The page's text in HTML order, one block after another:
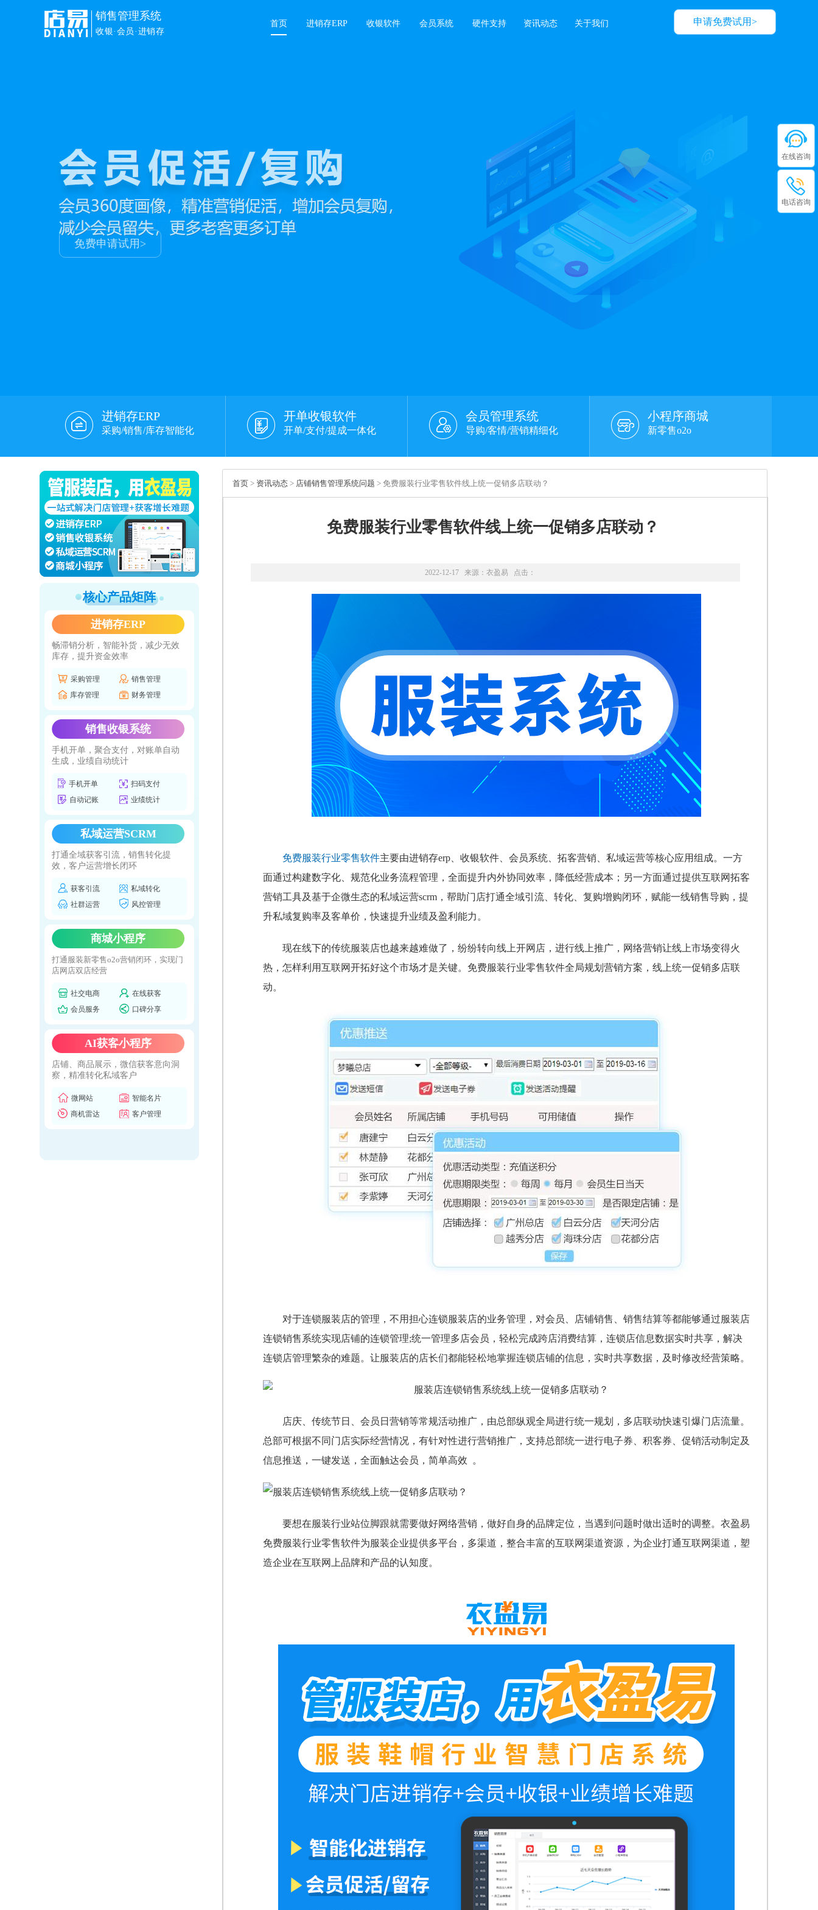
申请免费试用>
销售管理系统
收银·会员·进销存
首页 进销存ERP 收银软件 会员系统 硬件支持 资讯动态 关于我们
免费申请试用>
进销存ERP
采购/销售/库存智能化
开单收银软件
开单/支付/提成一体化
会员管理系统
导购/客情/营销精细化
小程序商城
新零售o2o
核心产品矩阵
进销存ERP
畅滞销分析，智能补货，减少无效
库存，提升资金效率
采购管理
销售管理
库存管理
财务管理
销售收银系统
手机开单，聚合支付，对账单自动
生成，业绩自动统计
手机开单
扫码支付
自动记账
业绩统计
私域运营SCRM
打通全域获客引流，销售转化提
效，客户运营增长闭环
获客引流
私域转化
社群运营
风控管理
商城小程序
打通服装新零售o2o营销闭环，实现门
店网店双店经营
社交电商
在线获客
会员服务
口碑分享
AI获客小程序
店铺、商品展示，微信获客意向洞
察，精准转化私域客户
微网站
智能名片
商机雷达
客户管理
首页 > 资讯动态 > 店铺销售管理系统问题 > 免费服装行业零售软件线上统一促销多店联动？
免费服装行业零售软件线上统一促销多店联动？
2022-12-17 来源： 衣盈易 点击：
免费服装行业零售软件主要由进销存erp、收银软件、会员系统、拓客营销、私域运营等核心应用组成。一方
面通过构建数字化、规范化业务流程管理，全面提升内外协同效率，降低经营成本；另一方面通过提供互联网拓客
营销工具及基于企微生态的私域运营scrm，帮助门店打通全域引流、转化、复购增购闭环，赋能一线销售导购，提
升私域复购率及客单价，快速提升业绩及盈利能力。
现在线下的传统服装店也越来越难做了，纷纷转向线上开网店，进行线上推广，网络营销让线上市场变得火
热，怎样利用互联网开拓好这个市场才是关键。免费服装行业零售软件全局规划 营销方案，线上统一促销多店联
动。
对于连锁服装店的管理，不用担心连锁服装店的业务管理，对会员、店铺销售、销售结算等都能够通过服装店
连锁销售系统实现店铺的连锁管理;统一管理多店会员，轻松完成跨店消费结算，连锁店信息数据实时共享，解决
连锁店管理繁杂的难题。让服装店的店长们都能轻松地掌握连锁店铺的信息，实时共享数据，及时修改经营策略。
店庆、传统节日、会员日营销等常规活动推广，由总部纵观全局进行统一规划，多店联动快速引爆门店流量。
总部可根据不同门店实际经营情况，有针对性进行营销推广，支持总部统一进行电子券、积客券、促销活动制定及
信息推送，一键发送，全面触达会员，简单高效 。
要想在服装行业站位脚跟就需要做好网络营销，做好自身的品牌定位，当遇到问题时做出适时的调整。衣盈易
免费服装行业零售软件为服装企业提供多平台，多渠道，整合丰富的互联网渠道资源，为企业打通互联网渠道，塑
造企业在互联网上品牌和产品的认知度。
在线咨询
电话咨询